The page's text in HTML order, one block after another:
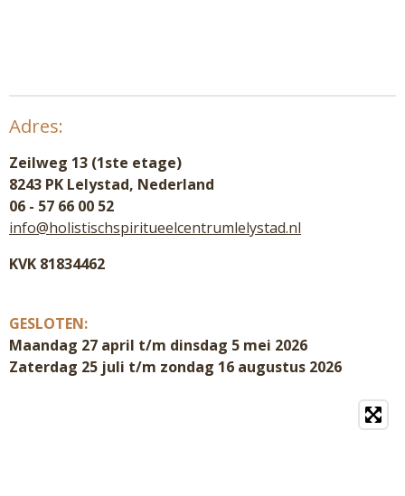
Adres:
Zeilweg 13 (1ste etage)
8243 PK Lelystad, Nederland
06 - 57 66 00 52
info@holistischspiritueelcentrumlelystad.nl
KVK 81834462
GESLOTEN:
Maandag 27 april t/m dinsdag 5 mei 2026
Zaterdag 25 juli t/m zondag 16 augustus 2026